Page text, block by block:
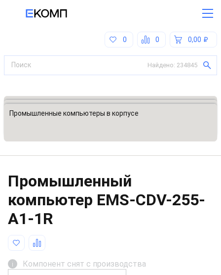
0,00
0
0
Найдено: 234845
Все категории
Встраиваемые промышленные компьютеры
Промышленные компьютеры в корпусе
Промышленный
компьютер EMS-CDV-255-
A1-1R
i Компонент снят с производства